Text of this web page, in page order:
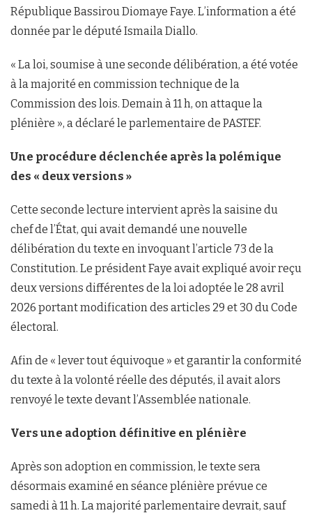
République Bassirou Diomaye Faye. L’information a été
donnée par le député Ismaila Diallo.
« La loi, soumise à une seconde délibération, a été votée
à la majorité en commission technique de la
Commission des lois. Demain à 11 h, on attaque la
plénière », a déclaré le parlementaire de PASTEF.
Une procédure déclenchée après la polémique
des « deux versions »
Cette seconde lecture intervient après la saisine du
chef de l’État, qui avait demandé une nouvelle
délibération du texte en invoquant l’article 73 de la
Constitution. Le président Faye avait expliqué avoir reçu
deux versions différentes de la loi adoptée le 28 avril
2026 portant modification des articles 29 et 30 du Code
électoral.
Afin de « lever tout équivoque » et garantir la conformité
du texte à la volonté réelle des députés, il avait alors
renvoyé le texte devant l’Assemblée nationale.
Vers une adoption définitive en plénière
Après son adoption en commission, le texte sera
désormais examiné en séance plénière prévue ce
samedi à 11 h. La majorité parlementaire devrait, sauf